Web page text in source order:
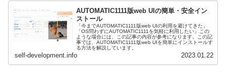
AUTOMATIC1111版web UIの簡単・安全イン
ストール
「今までAUTOMATIC1111版web UIの利用を避けてきた」
「OS問わずにAUTOMATIC1111を気軽に利用したい」この
ような場合には、この記事の内容が参考になります。この記
事では、AUTOMATIC1111版web UIを簡単にインストールす
る方法を解説しています。
self-development.info 2023.01.22